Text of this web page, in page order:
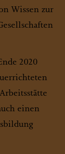
Wissen zur
2020
einen